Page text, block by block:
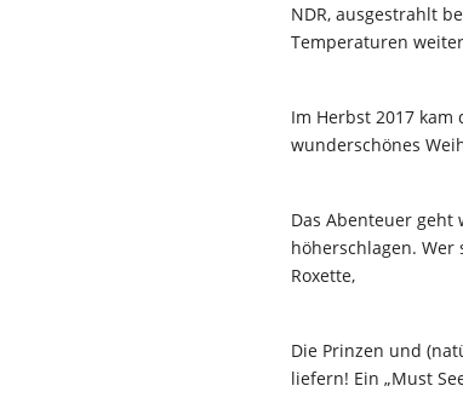
NDR, ausgestrahlt
Temperaturen
Im Herbst 2017
wunderschönes
Das Abenteuer geht
höherschlagen.
Roxette,
Die Prinzen und
liefern! Ein „Must